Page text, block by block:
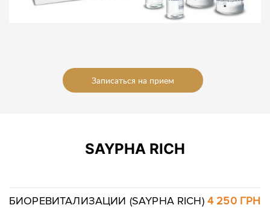
Записаться на прием
SAYPHA RICH
БИОРЕВИТАЛИЗАЦИИ (SAYPHA RICH) 4 250 ГРН